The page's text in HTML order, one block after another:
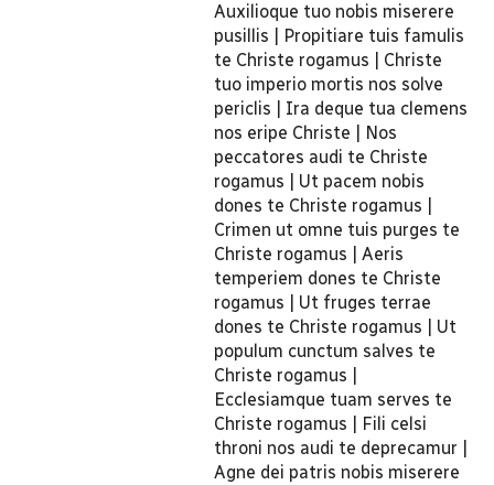
Auxilioque tuo nobis miserere
pusillis | Propitiare tuis famulis
te Christe rogamus | Christe
tuo imperio mortis nos solve
periclis | Ira deque tua clemens
nos eripe Christe | Nos
peccatores audi te Christe
rogamus | Ut pacem nobis
dones te Christe rogamus |
Crimen ut omne tuis purges te
Christe rogamus | Aeris
temperiem dones te Christe
rogamus | Ut fruges terrae
dones te Christe rogamus | Ut
populum cunctum salves te
Christe rogamus |
Ecclesiamque tuam serves te
Christe rogamus | Fili celsi
throni nos audi te deprecamur |
Agne dei patris nobis miserere